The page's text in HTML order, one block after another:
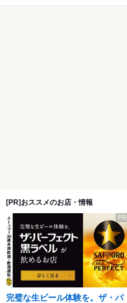
[PR]おススメのお店・情報
PR
完璧な生ビール体験を。ザ・パ